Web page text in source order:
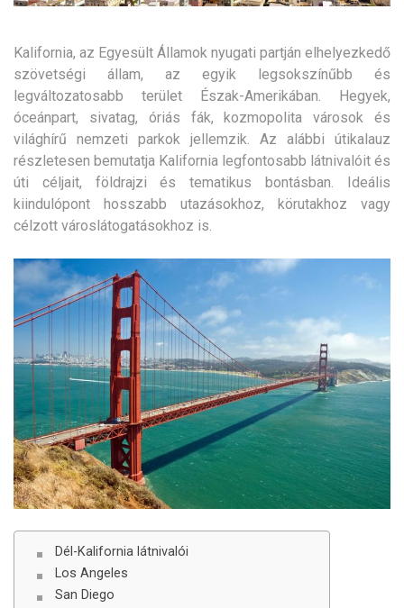
Kalifornia, az Egyesült Államok nyugati partján elhelyezkedő
szövetségi állam, az egyik legsokszínűbb és
legváltozatosabb terület Észak-Amerikában. Hegyek,
óceánpart, sivatag, óriás fák, kozmopolita városok és
világhírű nemzeti parkok jellemzik. Az alábbi útikalauz
részletesen bemutatja Kalifornia legfontosabb látnivalóit és
úti céljait, földrajzi és tematikus bontásban. Ideális
kiindulópont hosszabb utazásokhoz, körutakhoz vagy
célzott városlátogatásokhoz is.
Dél-Kalifornia látnivalói
Los Angeles
San Diego